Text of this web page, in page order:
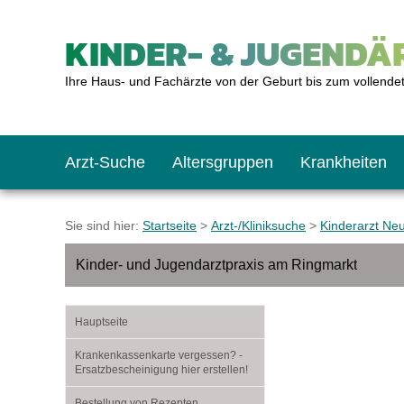
KINDER- &
Ihre Haus- und Fachärzte von der Geburt bis zum
Arzt-Suche Altersgruppen
Das erste Jahr
Krankheiten
Baby: U1 bis U6
Impfkalender
Notrufnummern
Notdienste
BMI-Rechner
Sie sind hier: Startseite > Arzt-/Kliniksuche > Kinderarzt
Kinder- und Jugendarztpraxis am Ringmarkt
Hauptseite
Krankenkassenkarte vergessen? -
Ersatzbescheinigung hier erstellen!